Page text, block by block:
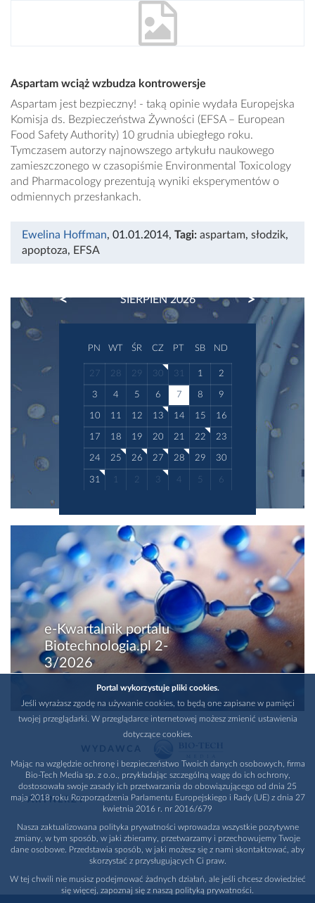
Aspartam wciąż wzbudza kontrowersje
Aspartam jest bezpieczny! - taką opinie wydała Europejska
Komisja ds. Bezpieczeństwa Żywności (EFSA – European
Food Safety Authority) 10 grudnia ubiegłego roku.
Tymczasem autorzy najnowszego artykułu naukowego
zamieszczonego w czasopiśmie Environmental Toxicology
and Pharmacology prezentują wyniki eksperymentów o
odmiennych przesłankach.
Ewelina Hoffman, 01.01.2014, Tagi: aspartam, słodzik,
apoptoza, EFSA
SIERPIEŃ 2026
PREVIOUS NEXT
PN WT ŚR CZ PT SB ND
27 28 29 30 31 1 2
3 4 5 6 7 8 9
10 11 12 13 14 15 16
17 18 19 20 21 22 23
24 25 26 27 28 29 30
31 1 2 3 4 5 6
e-Kwartalnik portalu
Biotechnologia.pl 2-
3/2026
PARTNERZY
Portal wykorzystuje pliki cookies.
Jeśli wyrażasz zgodę na używanie cookies, to będą one zapisane w pamięci
twojej przeglądarki. W przeglądarce internetowej możesz zmienić ustawienia
dotyczące cookies.
Mając na względzie ochronę i bezpieczeństwo Twoich danych osobowych, firma
Bio-Tech Media sp. z o.o., przykładając szczególną wagę do ich ochrony,
dostosowała swoje zasady ich przetwarzania do obowiązującego od dnia 25
maja 2018 roku Rozporządzenia Parlamentu Europejskiego i Rady (UE) z dnia 27
kwietnia 2016 r. nr 2016/679
Nasza zaktualizowana polityka prywatności wprowadza wszystkie pozytywne
zmiany, w tym sposób, w jaki zbieramy, przetwarzamy i przechowujemy Twoje
dane osobowe. Przedstawia sposób, w jaki możesz się z nami skontaktować, aby
skorzystać z przysługujących Ci praw.
W tej chwili nie musisz podejmować żadnych działań, ale jeśli chcesz dowiedzieć
się więcej, zapoznaj się z naszą polityką prywatności.